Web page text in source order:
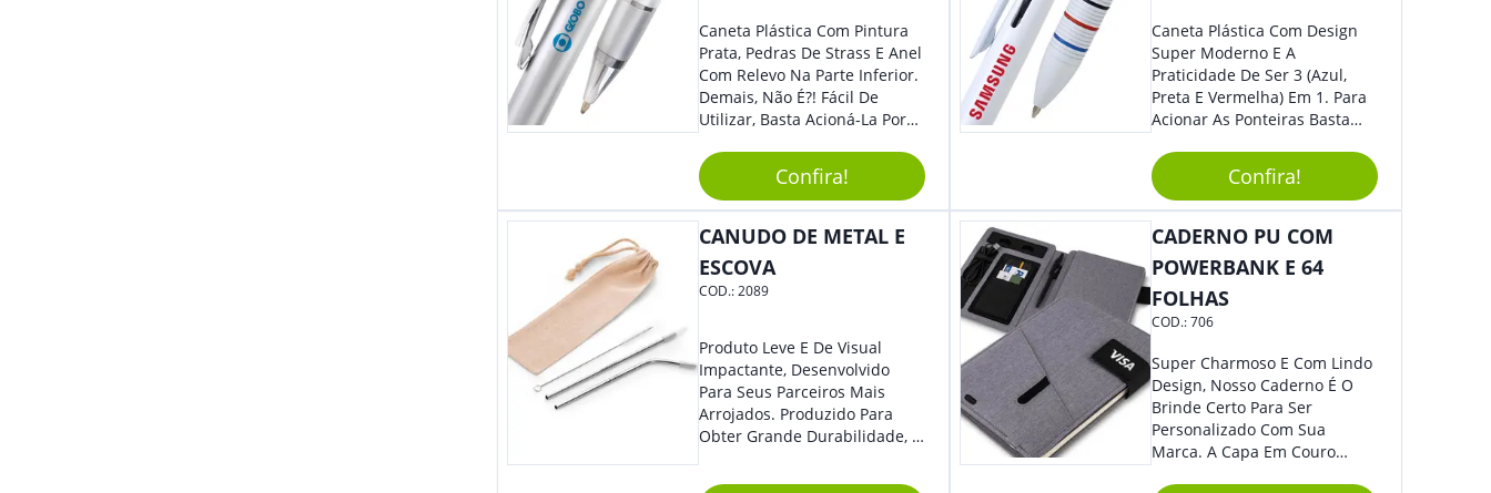
Caneta Plástica Com Pintura
Prata, Pedras De Strass E Anel
Com Relevo Na Parte Inferior.
Demais, Não É?! Fácil De
Utilizar, Basta Acioná-La Por
Confira!
Caneta Plástica Com Design
Super Moderno E A
Praticidade De Ser 3 (Azul,
Preta E Vermelha) Em 1. Para
Acionar As Ponteiras Basta
Baixo.
Confira!
CANUDO DE METAL E
ESCOVA
COD.:2089
Produto Leve E De Visual
Impactante, Desenvolvido
Para Seus Parceiros Mais
Arrojados. Produzido Para
Obter Grande Durabilidade, É
Sua Marca De Forma Estilosa,
CADERNO PU COM
POWERBANK E 64
FOLHAS
COD.:706
Super Charmoso E Com Lindo
Design, Nosso Caderno É O
Brinde Certo Para Ser
Personalizado Com Sua
Marca. A Capa Em Couro